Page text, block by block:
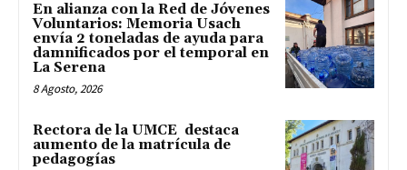
En alianza con la Red de Jóvenes
Voluntarios: Memoria Usach
envía 2 toneladas de ayuda para
damnificados por el temporal en
La Serena
8 Agosto, 2026
Rectora de la UMCE destaca
aumento de la matrícula de
pedagogías